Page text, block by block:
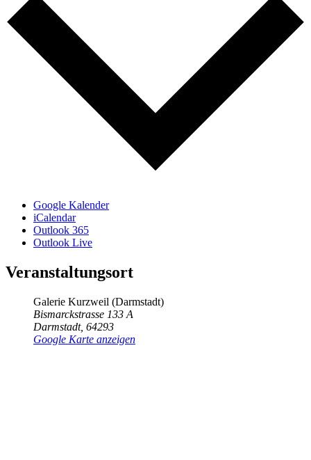
Google Kalender
iCalendar
Outlook 365
Outlook Live
Veranstaltungsort
Galerie Kurzweil (Darmstadt)
Bismarckstrasse 133 A
Darmstadt, 64293
Google Karte anzeigen